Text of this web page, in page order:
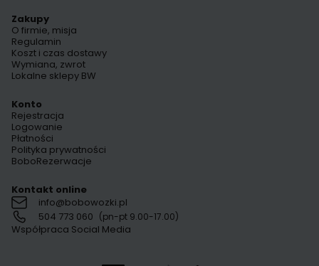
Zakupy
O firmie, misja
Regulamin
Koszt i czas dostawy
Wymiana, zwrot
Lokalne sklepy BW
Konto
Rejestracja
Logowanie
Płatności
Polityka prywatności
BoboRezerwacje
Kontakt online
info@bobowozki.pl
504 773 060 (pn-pt 9.00-17.00)
Współpraca Social Media